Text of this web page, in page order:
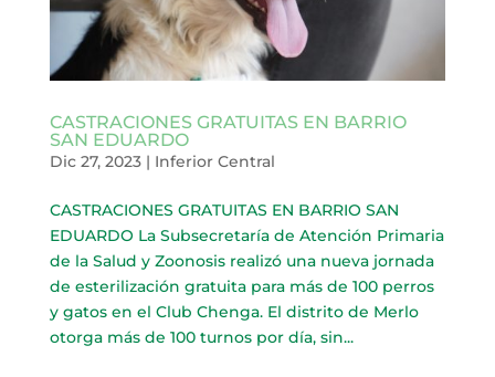
CASTRACIONES GRATUITAS EN BARRIO
SAN EDUARDO
Dic 27, 2023| Inferior Central
CASTRACIONES GRATUITAS EN BARRIO SAN
EDUARDO La Subsecretaría de Atención Primaria
de la Salud y Zoonosis realizó una nueva jornada
de esterilización gratuita para más de 100 perros
y gatos en el Club Chenga. El distrito de Merlo
otorga más de 100 turnos por día, sin...